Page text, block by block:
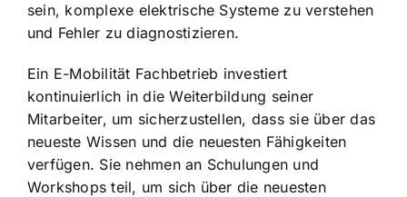
sein, komplexe elektrische Systeme zu verstehen
und Fehler zu diagnostizieren.
Ein E-Mobilität Fachbetrieb investiert
kontinuierlich in die Weiterbildung seiner
Mitarbeiter, um sicherzustellen, dass sie über das
neueste Wissen und die neuesten Fähigkeiten
verfügen. Sie nehmen an Schulungen und
Workshops teil, um sich über die neuesten